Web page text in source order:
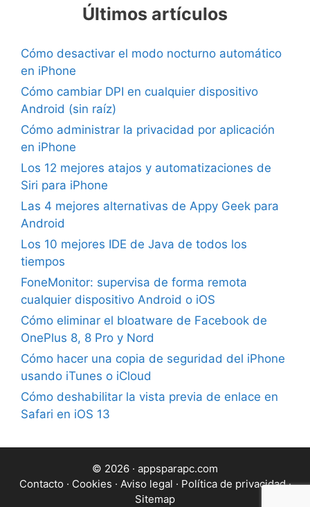
Últimos artículos
Cómo desactivar el modo nocturno automático
en iPhone
Cómo cambiar DPI en cualquier dispositivo
Android (sin raíz)
Cómo administrar la privacidad por aplicación
en iPhone
Los 12 mejores atajos y automatizaciones de
Siri para iPhone
Las 4 mejores alternativas de Appy Geek para
Android
Los 10 mejores IDE de Java de todos los
tiempos
FoneMonitor: supervisa de forma remota
cualquier dispositivo Android o iOS
Cómo eliminar el bloatware de Facebook de
OnePlus 8, 8 Pro y Nord
Cómo hacer una copia de seguridad del iPhone
usando iTunes o iCloud
Cómo deshabilitar la vista previa de enlace en
Safari en iOS 13
© 2026 · appsparapc.com
Contacto · Cookies · Aviso legal · Política de privacidad·
Sitemap